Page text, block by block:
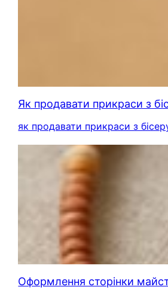
Як продавати прикраси з
як продавати прикраси з
Оформлення сторінки